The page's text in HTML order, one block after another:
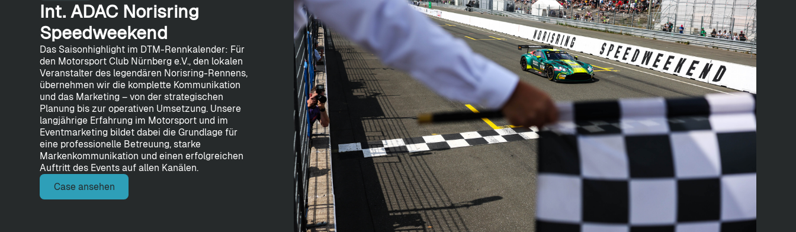
Int. ADAC Norisring
Speedweekend
Das Saisonhighlight im DTM-Rennkalender: Für
den Motorsport Club Nürnberg e.V., den lokalen
Veranstalter des legendären Norisring-Rennens,
übernehmen wir die komplette Kommunikation
und das Marketing – von der strategischen
Planung bis zur operativen Umsetzung. Unsere
langjährige Erfahrung im Motorsport und im
Eventmarketing bildet dabei die Grundlage für
eine professionelle Betreuung, starke
Markenkommunikation und einen erfolgreichen
Auftritt des Events auf allen Kanälen.
Case ansehen